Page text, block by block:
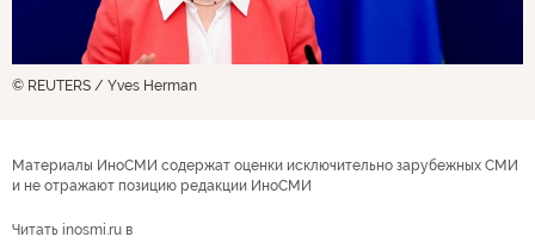
© REUTERS / Yves Herman
Материалы ИноСМИ содержат оценки исключительно зарубежных СМИ
и не отражают позицию редакции ИноСМИ
Читать inosmi.ru в